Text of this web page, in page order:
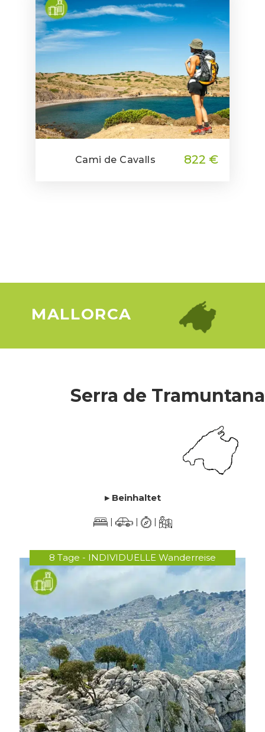
Cami de Cavalls 822 €
MALLORCA
Serra de Tramuntana
▸ Beinhaltet
| | |
8 Tage - INDIVIDUELLE Wanderreise